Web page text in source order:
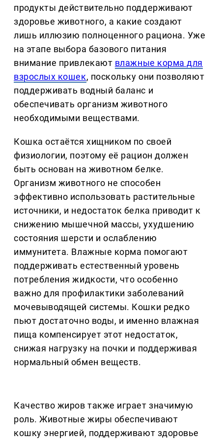
продукты действительно поддерживают
здоровье животного, а какие создают
лишь иллюзию полноценного рациона. Уже
на этапе выбора базового питания
внимание привлекают влажные корма для
взрослых кошек, поскольку они позволяют
поддерживать водный баланс и
обеспечивать организм животного
необходимыми веществами.
Кошка остаётся хищником по своей
физиологии, поэтому её рацион должен
быть основан на животном белке.
Организм животного не способен
эффективно использовать растительные
источники, и недостаток белка приводит к
снижению мышечной массы, ухудшению
состояния шерсти и ослаблению
иммунитета. Влажные корма помогают
поддерживать естественный уровень
потребления жидкости, что особенно
важно для профилактики заболеваний
мочевыводящей системы. Кошки редко
пьют достаточно воды, и именно влажная
пища компенсирует этот недостаток,
снижая нагрузку на почки и поддерживая
нормальный обмен веществ.
Качество жиров также играет значимую
роль. Животные жиры обеспечивают
кошку энергией, поддерживают здоровье